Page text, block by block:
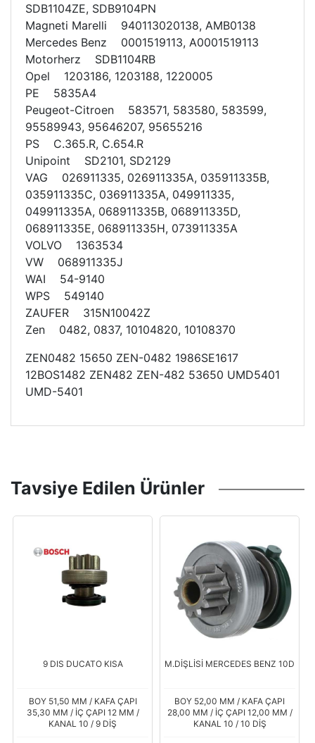
SDB1104ZE, SDB9104PN
Magneti Marelli 940113020138, AMB0138
Mercedes Benz 0001519113, A0001519113
Motorherz SDB1104RB
Opel 1203186, 1203188, 1220005
PE 5835A4
Peugeot-Citroen 583571, 583580, 583599,
95589943, 95646207, 95655216
PS C.365.R, C.654.R
Unipoint SD2101, SD2129
VAG 026911335, 026911335A, 035911335B,
035911335C, 036911335A, 049911335,
049911335A, 068911335B, 068911335D,
068911335E, 068911335H, 073911335A
VOLVO 1363534
VW 068911335J
WAI 54-9140
WPS 549140
ZAUFER 315N10042Z
Zen 0482, 0837, 10104820, 10108370
ZEN0482 15650 ZEN-0482 1986SE1617
12BOS1482 ZEN482 ZEN-482 53650 UMD5401
UMD-5401
Tavsiye Edilen Ürünler
9 DIS DUCATO KISA
BOY 51,50 MM / KAFA ÇAPI
35,30 MM / İÇ ÇAPI 12 MM /
KANAL 10 / 9 DİŞ
M.DİŞLİSİ MERCEDES BENZ 10D
BOY 52,00 MM / KAFA ÇAPI
28,00 MM / İÇ ÇAPI 12,00 MM /
KANAL 10 / 10 DİŞ